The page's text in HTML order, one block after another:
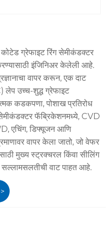
ग्रेफाइट रिंग सेमीकंडक्टर
इंजिनिअर केलेली आहे.
वापर करून, एक दाट
लेप उच्च-शुद्ध ग्रेफाइट
कडकपणा, पोशाख प्रतिरोध
फॅब्रिकेशनमध्ये, CVD
एचिंग, डिफ्यूजन आणि
वापर केला जातो, जो वेफर
मुख्य स्ट्रक्चरल किंवा सीलिंग
वाट पाहत आहे.